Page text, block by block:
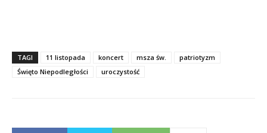
TAGI 11 listopada koncert msza św.
patriotyzm
Święto Niepodległości
uroczystość